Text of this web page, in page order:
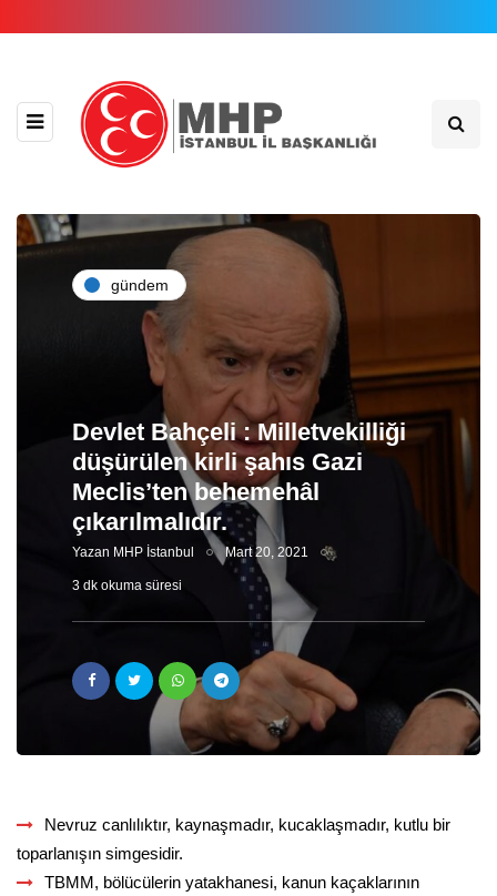
gündem
Devlet Bahçeli : Milletvekilliği
düşürülen kirli şahıs Gazi
Meclis’ten behemehâl
çıkarılmalıdır.
Yazan MHP İstanbul Mart 20, 2021
3 dk okuma süresi
Nevruz canlılıktır, kaynaşmadır, kucaklaşmadır, kutlu bir
toparlanışın simgesidir.
TBMM, bölücülerin yatakhanesi, kanun kaçaklarının